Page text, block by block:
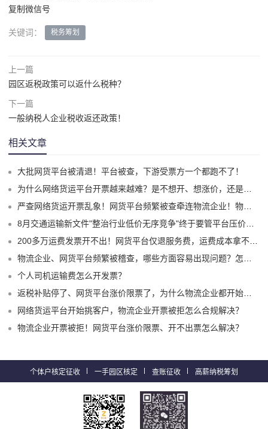
复制微信号
关键词： 税务筹划
上一篇
园区返税政策可以返什么税种？
下一篇
一般纳税人企业税收返还政策！
相关文章
大批网货平台被清退！平台被查，下游受票方一个都跑不了！
为什么网络货运平台开票越来越难？是不想开、想涨价，还是真的开不出来了？
严查网络货运开票乱象！网货平台频繁被查牵连物流企业！物流企业该怎么合规拿到运费成本票？
8月交通运输新文件"整治行业低价无序竞争"终于要管平台压价了？
200多万运费发票开不出！网货平台仅退服务费，运费成本拿不到怎么办？
物流企业、网货平台频繁被稽查，哪些方面容易出现问题？怎么实现合规经营？
个人司机运输费怎么开发票？
返税补贴停了、网货平台涨价限票了，为什么物流企业都开始选择1%司机运费成本票了？
网络货运平台开始挑客户，物流企业开票被拒怎么合规解决？
物流企业开票被拒！网货平台涨价限票、开不出票怎么解决？
个体户核定征收 一手园区核定 查账征收 高薪纳税筹划